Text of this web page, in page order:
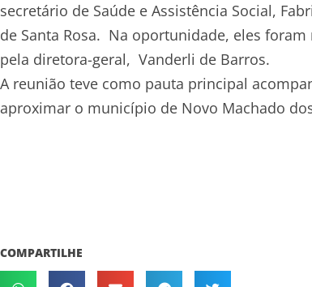
secretário de Saúde e Assistência Social,
de Santa Rosa. Na oportunidade, eles
pela diretora-geral, Vanderli de Barros.
A reunião teve como pauta principal
aproximar o município de Novo Machado
COMPARTILHE